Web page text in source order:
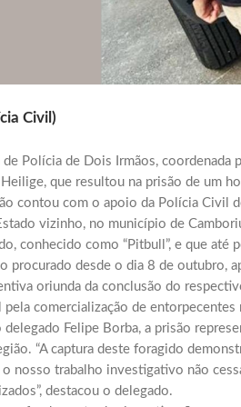
Civil)
de Polícia de Dois Irmãos,
que resultou na prisão de um
contou com o apoio da Polícia Civil
vizinho, no município de
conhecido como “Pitbull”, e que
procurado desde o dia 8 de outubro,
oriunda da conclusão do
pela comercialização de
Felipe Borba, a prisão
“A captura deste foragido
o nosso trabalho investigativo não
destacou o delegado.